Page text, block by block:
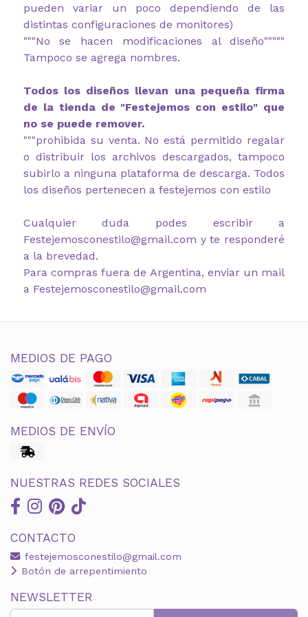
pueden variar un poco dependiendo de las
distintas configuraciones de monitores)
"""No se hacen modificaciones al diseño"""""
Tampoco se agrega nombres.
Todos los diseños llevan una pequeña firma
de la tienda de "Festejemos con estilo" que
no se puede remover.
"""prohibida su venta. No está permitido regalar
o distribuir los archivos descargados, tampoco
subirlo a ninguna plataforma de descarga. Todos
los diseños pertenecen a festejemos con estilo
Cualquier duda podes escribir a
Festejemosconestilo@gmail.com y te responderé
a la brevedad.
Para compras fuera de Argentina, enviar un mail
a Festejemosconestilo@gmail.com
MEDIOS DE PAGO
MEDIOS DE ENVÍO
NUESTRAS REDES SOCIALES
CONTACTO
festejemosconestilo@gmail.com
Botón de arrepentimiento
NEWSLETTER